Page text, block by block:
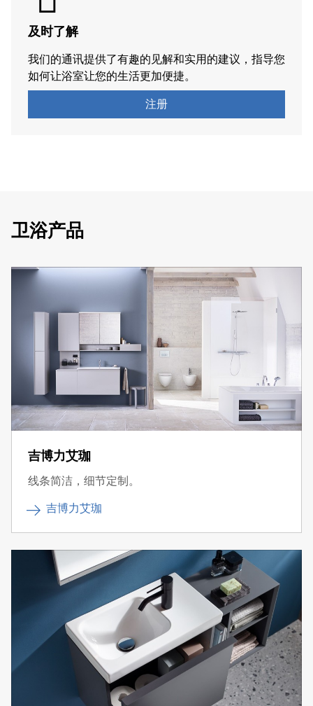
及时了解
我们的通讯提供了有趣的见解和实用的建议，指导您
如何让浴室让您的生活更加便捷。
注册
卫浴产品
吉博力艾珈
线条简洁，细节定制。
吉博力艾珈